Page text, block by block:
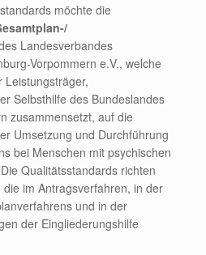
möchte die
Landesverbandes
Vorpommern e.V., welche
Leistungsträger,
Selbsthilfe des Bundeslandes
zusammensetzt, auf die
Umsetzung und Durchführung
bei Menschen mit psychischen
Qualitätsstandards richten
im Antragsverfahren, in der
und in der
der Eingliederungshilfe